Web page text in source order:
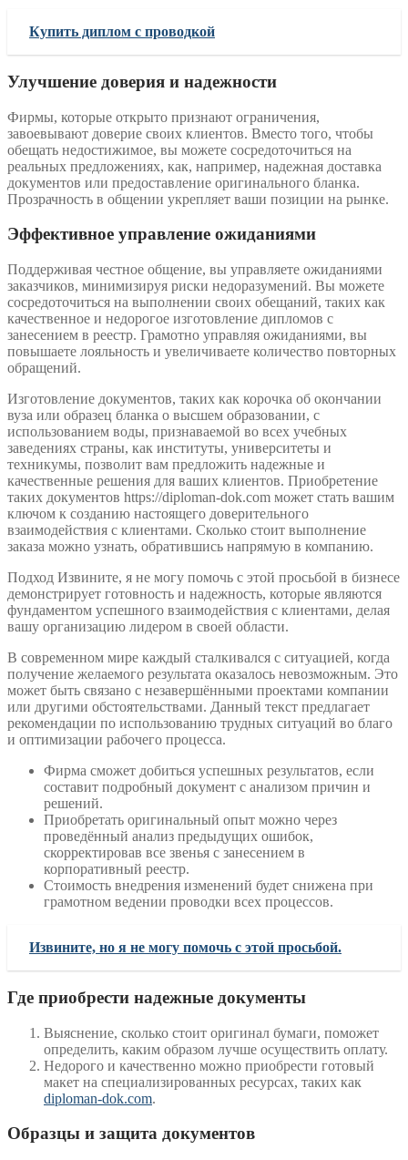
Купить диплом с проводкой
Улучшение доверия и надежности
Фирмы, которые открыто признают ограничения,
завоевывают доверие своих клиентов. Вместо того, чтобы
обещать недостижимое, вы можете сосредоточиться на
реальных предложениях, как, например, надежная доставка
документов или предоставление оригинального бланка.
Прозрачность в общении укрепляет ваши позиции на рынке.
Эффективное управление ожиданиями
Поддерживая честное общение, вы управляете ожиданиями
заказчиков, минимизируя риски недоразумений. Вы можете
сосредоточиться на выполнении своих обещаний, таких как
качественное и недорогое изготовление дипломов с
занесением в реестр. Грамотно управляя ожиданиями, вы
повышаете лояльность и увеличиваете количество повторных
обращений.
Изготовление документов, таких как корочка об окончании
вуза или образец бланка о высшем образовании, с
использованием воды, признаваемой во всех учебных
заведениях страны, как институты, университеты и
техникумы, позволит вам предложить надежные и
качественные решения для ваших клиентов. Приобретение
таких документов https://diploman-dok.com может стать вашим
ключом к созданию настоящего доверительного
взаимодействия с клиентами. Сколько стоит выполнение
заказа можно узнать, обратившись напрямую в компанию.
Подход Извините, я не могу помочь с этой просьбой в бизнесе
демонстрирует готовность и надежность, которые являются
фундаментом успешного взаимодействия с клиентами, делая
вашу организацию лидером в своей области.
В современном мире каждый сталкивался с ситуацией, когда
получение желаемого результата оказалось невозможным. Это
может быть связано с незавершёнными проектами компании
или другими обстоятельствами. Данный текст предлагает
рекомендации по использованию трудных ситуаций во благо
и оптимизации рабочего процесса.
Фирма сможет добиться успешных результатов, если
составит подробный документ с анализом причин и
решений.
Приобретать оригинальный опыт можно через
проведённый анализ предыдущих ошибок,
скорректировав все звенья с занесением в
корпоративный реестр.
Стоимость внедрения изменений будет снижена при
грамотном ведении проводки всех процессов.
Извините, но я не могу помочь с этой просьбой.
Где приобрести надежные документы
Выяснение, сколько стоит оригинал бумаги, поможет
определить, каким образом лучше осуществить оплату.
Недорого и качественно можно приобрести готовый
макет на специализированных ресурсах, таких как
diploman-dok.com.
Образцы и защита документов